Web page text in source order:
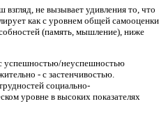
не вызывает удивления то, что
как с уровнем общей самооценки
(память, мышление), ниже
с успешностью/неуспешностью
- с застенчивостью.
социально-
уровне в высоких показателях